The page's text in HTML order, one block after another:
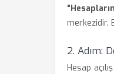
merkezidir.
2. Adım:
Hesap